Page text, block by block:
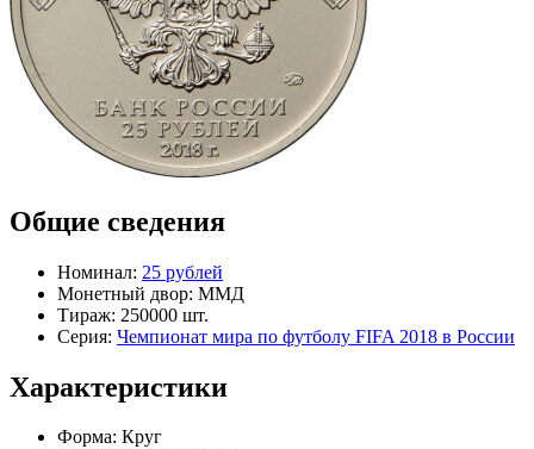
Общие сведения
Номинал: 25 рублей
Монетный двор: ММД
Тираж: 250000 шт.
Серия: Чемпионат мира по футболу FIFA 2018 в России
Характеристики
Форма: Круг